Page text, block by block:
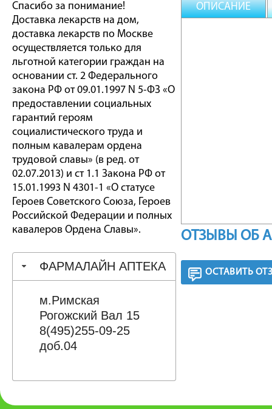
Спасибо за понимание!
Доставка лекарств на дом,
доставка лекарств по Москве
осуществляется только для
льготной категории граждан на
основании ст. 2 Федерального
закона РФ от 09.01.1997 N 5-ФЗ «О
предоставлении социальных
гарантий героям
социалистического труда и
полным кавалерам ордена
трудовой славы» (в ред. от
02.07.2013) и ст 1.1 Закона РФ от
15.01.1993 N 4301-1 «О статусе
Героев Советского Союза, Героев
Российской Федерации и полных
кавалеров Ордена Славы».
ФАРМАЛАЙН АПТЕКА
м.Римская
Рогожский Вал 15
8(495)255-09-25
доб.04
ОПИСАНИЕ
ОТЗЫВЫ ОБ
ОСТАВИТЬ